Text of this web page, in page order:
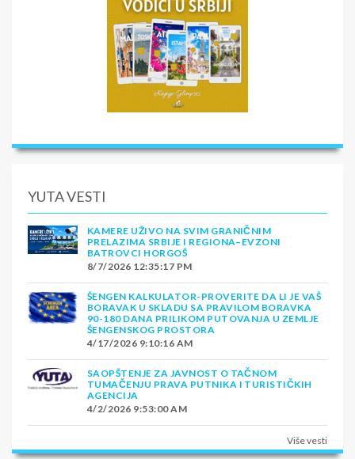
YUTA VESTI
KAMERE UŽIVO NA SVIM GRANIČNIM
PRELAZIMA SRBIJE I REGIONA–EVZONI
BATROVCI HORGOŠ
8/7/2026 12:35:17 PM
ŠENGEN KALKULATOR-PROVERITE DA LI JE VAŠ
BORAVAK U SKLADU SA PRAVILOM BORAVKA
90-180 DANA PRILIKOM PUTOVANJA U ZEMLJE
ŠENGENSKOG PROSTORA
4/17/2026 9:10:16 AM
SAOPŠTENJE ZA JAVNOST O TAČNOM
TUMAČENJU PRAVA PUTNIKA I TURISTIČKIH
AGENCIJA
4/2/2026 9:53:00 AM
Više vesti